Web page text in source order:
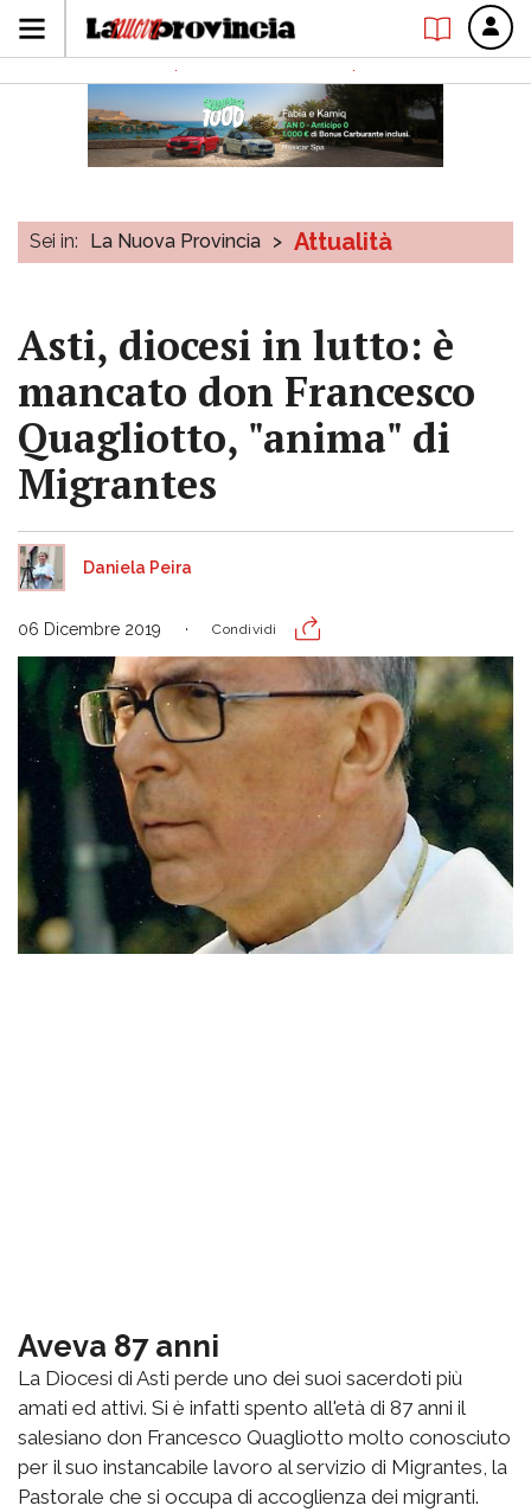
Sei in: La Nuova Provincia > Attualità
Asti, diocesi in lutto: è
mancato don Francesco
Quagliotto, "anima" di
Migrantes
Daniela Peira
06 Dicembre 2019 Condividi
Aveva 87 anni
La Diocesi di Asti perde uno dei suoi sacerdoti più
amati ed attivi. Si è infatti spento all'età di 87 anni il
salesiano don Francesco Quagliotto molto conosciuto
per il suo instancabile lavoro al servizio di Migrantes, la
Pastorale che si occupa di accoglienza dei migranti.